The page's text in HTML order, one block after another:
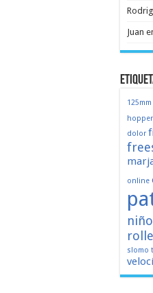
Juan
125mm
hopper
dolor
online
niño
slomo